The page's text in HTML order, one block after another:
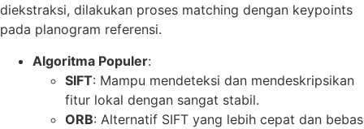
diekstraksi, dilakukan proses matching dengan keypoints
pada planogram referensi.
Algoritma Populer:
SIFT: Mampu mendeteksi dan mendeskripsikan
fitur lokal dengan sangat stabil.
ORB: Alternatif SIFT yang lebih cepat dan bebas